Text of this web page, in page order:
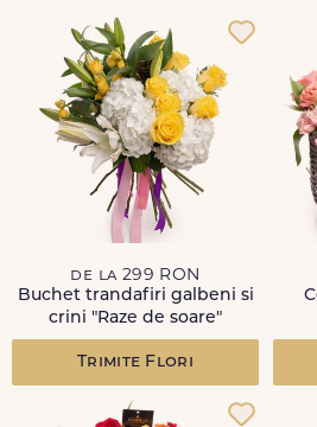
de la 299 RON
Buchet trandafiri galbeni si
crini "Raze de soare"
Trimite Flori